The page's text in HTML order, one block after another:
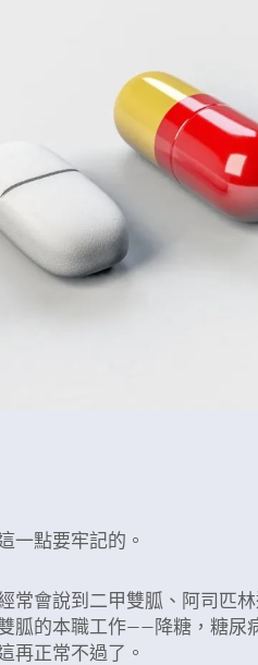
一點要牢記的。
會說到二甲雙胍、阿司匹林
胍的本職工作——降糖，糖尿
再正常不過了。